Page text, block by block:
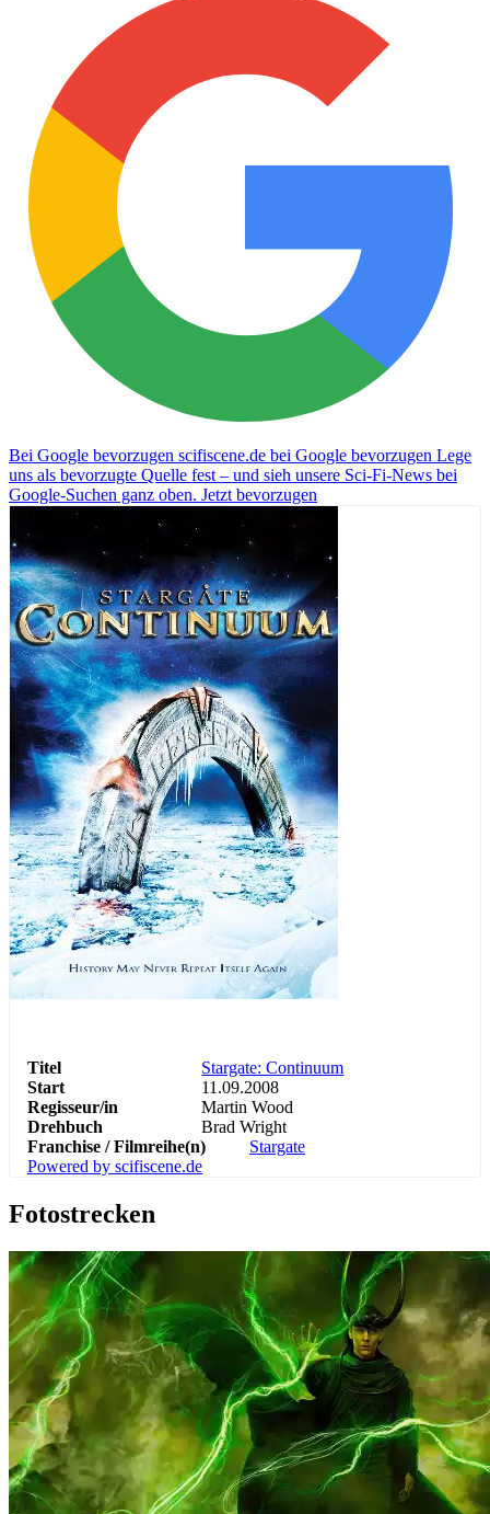
Bei Google bevorzugen scifiscene.de bei Google bevorzugen Lege
uns als bevorzugte Quelle fest – und sieh unsere Sci-Fi-News bei
Google-Suchen ganz oben. Jetzt bevorzugen
Titel
Stargate: Continuum
Start
11.09.2008
Regisseur/in
Martin Wood
Drehbuch
Brad Wright
Franchise / Filmreihe(n)
Stargate
Powered by scifiscene.de
Fotostrecken